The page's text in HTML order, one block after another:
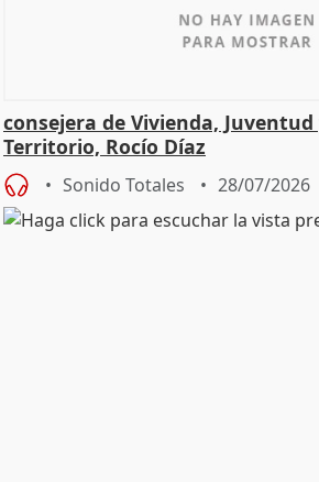
consejera de Vivienda,
Territorio, Rocío Díaz
Sonido Totales 28/07/2026